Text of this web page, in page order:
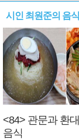
시인 최원준의 음
<84> 관문과 환
음식